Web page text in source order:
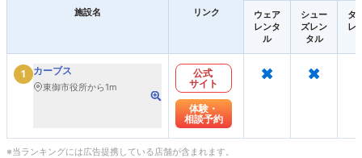
施設名 リンク
ウェア
レンタ
ル
シュー
ズレン
タル
タ
レ
1 カーブス
東御市役所から1m
公式
サイト
体験・
相談予約
× ×
※当ランキングには広告提携している店舗が含まれます。